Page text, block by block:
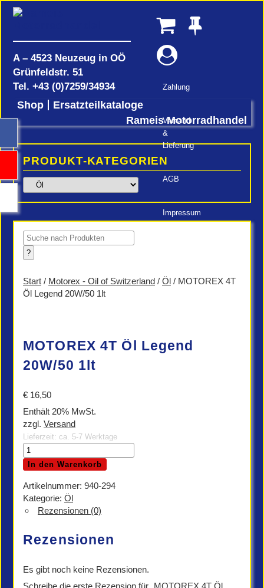
A – 4523 Neuzeug in OÖ
Grünfeldstr. 51
Tel. +43 (0)7259/34934 Zahlung
Versand
&
Lieferung
AGB
Impressum
Shop
Ersatzteilkataloge
Rameis Motorradhandel
PRODUKT-KATEGORIEN
Products
search
?
Start / Motorex - Oil of Switzerland / Öl / MOTOREX 4T
Öl Legend 20W/50 1lt
MOTOREX 4T Öl Legend
20W/50 1lt
€ 16,50
Enthält 20% MwSt.
zzgl. Versand
Lieferzeit: ca. 5-7 Werktage
MOTOREX
4T
Öl
Legend
20W/50
1lt
In den Warenkorb
Artikelnummer: 940-294
Kategorie: Öl
Rezensionen (0)
Rezensionen
Es gibt noch keine Rezensionen.
Schreibe die erste Rezension für „MOTOREX 4T Öl